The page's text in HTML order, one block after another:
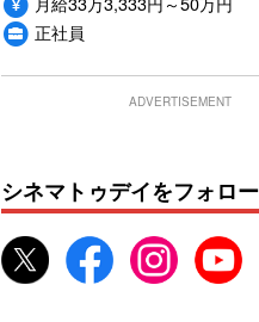
正社員
ADVERTISEMENT
シネマトゥデイをフォロー